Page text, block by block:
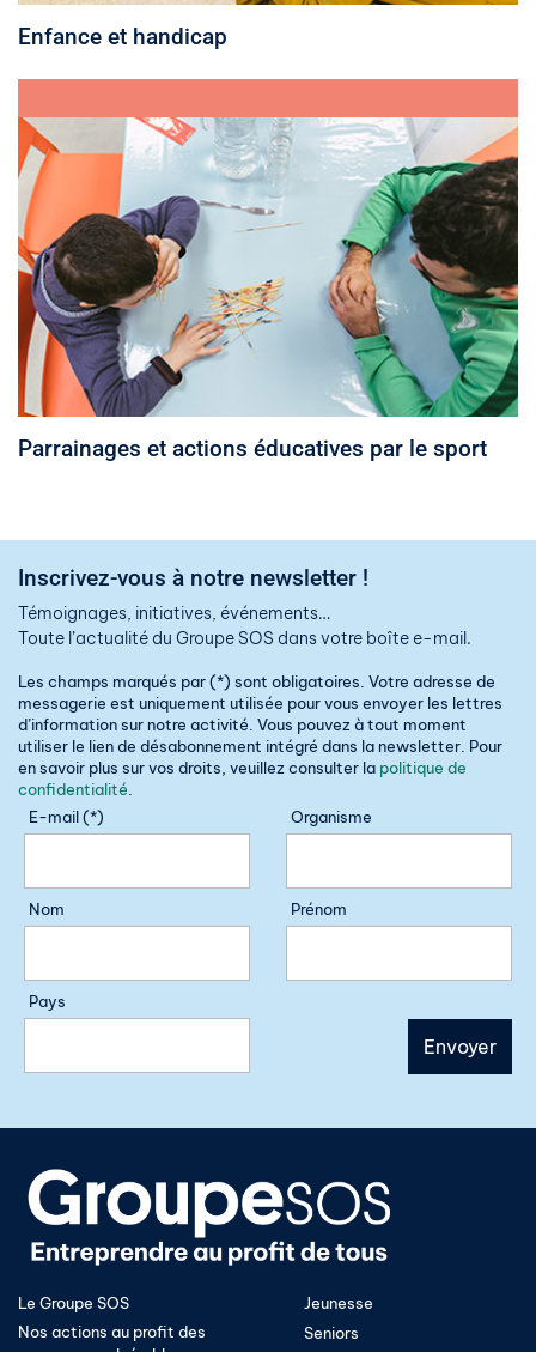
Enfance et handicap
Parrainages et actions éducatives par le sport
Inscrivez-vous à notre newsletter !
Témoignages, initiatives, événements…
Toute l’actualité du Groupe SOS dans votre boîte e-mail.
Les champs marqués par (*) sont obligatoires. Votre adresse de
messagerie est uniquement utilisée pour vous envoyer les lettres
d’information sur notre activité. Vous pouvez à tout moment
utiliser le lien de désabonnement intégré dans la newsletter. Pour
en savoir plus sur vos droits, veuillez consulter la politique de
confidentialité.
E-mail (*)
Organisme
Nom Prénom
Pays
Le Groupe SOS
Nos actions au profit des
Jeunesse
Seniors